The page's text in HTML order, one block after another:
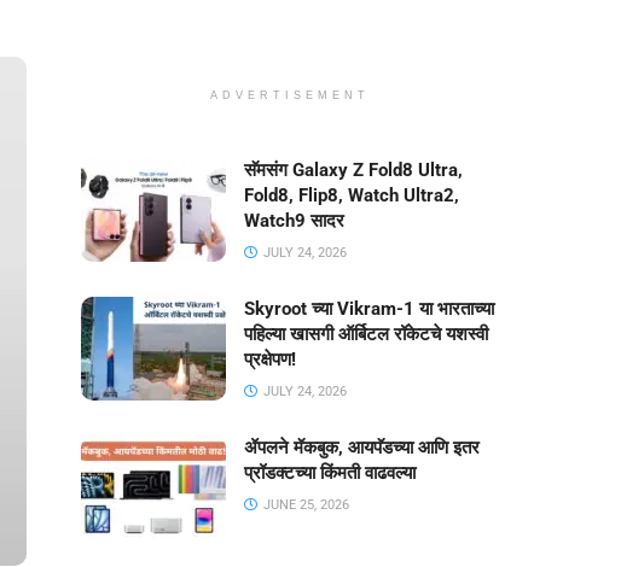
ADVERTISEMENT
सॅमसंग Galaxy Z Fold8 Ultra,
Fold8, Flip8, Watch Ultra2,
Watch9 सादर
JULY 24, 2026
Skyroot च्या Vikram-1 या भारताच्या
पहिल्या खासगी ऑर्बिटल रॉकेटचे यशस्वी
प्रक्षेपण!
JULY 24, 2026
ॲपलने मॅकबुक, आयपॅडच्या आणि इतर
प्रॉडक्टच्या किंमती वाढवल्या
JUNE 25, 2026